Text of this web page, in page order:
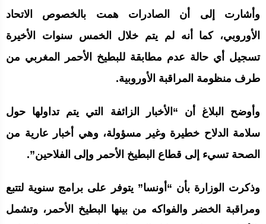
وأشارت إلى أن الصادرات همت بالخصوص الاتحاد
الأوروبي، كما أنه لم يتم خلال الخمس سنوات الأخيرة
تسجيل أي حالة عدم مطابقة للبطيخ الأحمر المغربي من
طرف منظومة المراقبة الأوروبية.
وأوضح البلاغ أن “الأخبار الزائفة التي يتم تداولها حول
سلامة الدلاح خطيرة وغير مسؤولة، وهي أخبار عارية من
الصحة تسيء إلى قطاع البطيخ الأحمر وإلى الفلاحين”.
وذكرت الوزارة بأن “أونسا” يتوفر على برامج سنوية لتتبع
ومراقبة الخضر والفواكه من بينها البطيخ الأحمر، وتشمل